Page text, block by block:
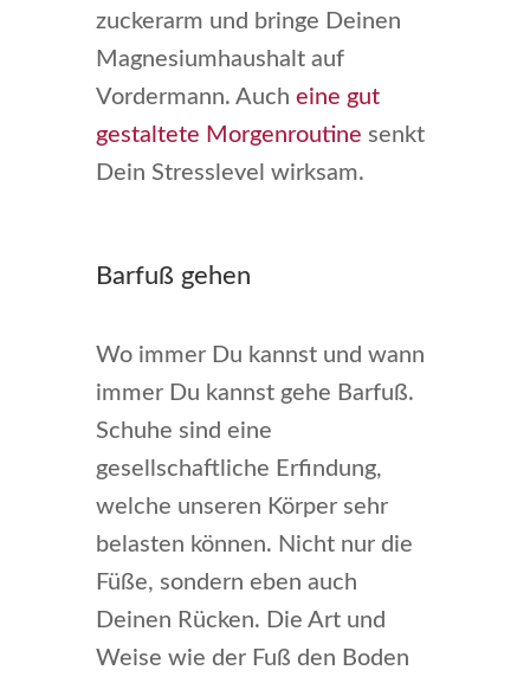
zuckerarm und bringe Deinen
Magnesiumhaushalt auf
Vordermann. Auch eine gut
gestaltete Morgenroutine senkt
Dein Stresslevel wirksam.
Barfuß gehen
Wo immer Du kannst und wann
immer Du kannst gehe Barfuß.
Schuhe sind eine
gesellschaftliche Erfindung,
welche unseren Körper sehr
belasten können. Nicht nur die
Füße, sondern eben auch
Deinen Rücken. Die Art und
Weise wie der Fuß den Boden